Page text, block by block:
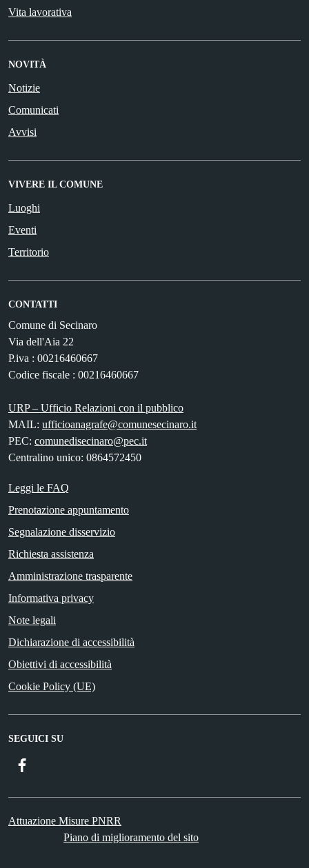
Vita lavorativa
NOVITÀ
Notizie
Comunicati
Avvisi
VIVERE IL COMUNE
Luoghi
Eventi
Territorio
CONTATTI
Comune di Secinaro
Via dell'Aia 22
P.iva : 00216460667
Codice fiscale : 00216460667
URP – Ufficio Relazioni con il pubblico
MAIL: ufficioanagrafe@comunesecinaro.it
PEC: comunedisecinaro@pec.it
Centralino unico: 0864572450
Leggi le FAQ
Prenotazione appuntamento
Segnalazione disservizio
Richiesta assistenza
Amministrazione trasparente
Informativa privacy
Note legali
Dichiarazione di accessibilità
Obiettivi di accessibilità
Cookie Policy (UE)
SEGUICI SU
Attuazione Misure PNRR
Piano di miglioramento del sito